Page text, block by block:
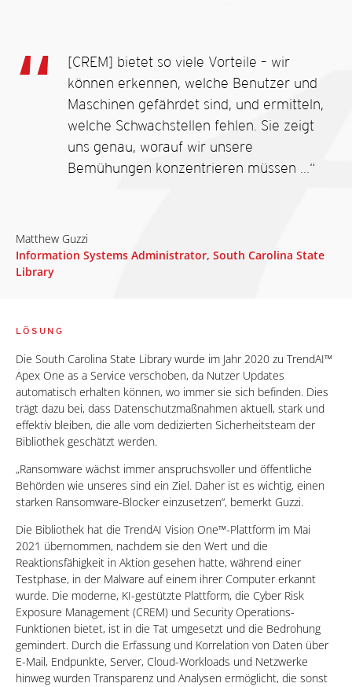
[CREM] bietet so viele Vorteile – wir
können erkennen, welche Benutzer und
Maschinen gefährdet sind, und ermitteln,
welche Schwachstellen fehlen. Sie zeigt
uns genau, worauf wir unsere
Bemühungen konzentrieren müssen ...“
Matthew Guzzi
Information Systems Administrator, South Carolina State
Library
LÖSUNG
Die South Carolina State Library wurde im Jahr 2020 zu TrendAI™
Apex One as a Service verschoben, da Nutzer Updates
automatisch erhalten können, wo immer sie sich befinden. Dies
trägt dazu bei, dass Datenschutzmaßnahmen aktuell, stark und
effektiv bleiben, die alle vom dedizierten Sicherheitsteam der
Bibliothek geschätzt werden.
„Ransomware wächst immer anspruchsvoller und öffentliche
Behörden wie unseres sind ein Ziel. Daher ist es wichtig, einen
starken Ransomware-Blocker einzusetzen“, bemerkt Guzzi.
Die Bibliothek hat die TrendAI Vision One™-Plattform im Mai
2021 übernommen, nachdem sie den Wert und die
Reaktionsfähigkeit in Aktion gesehen hatte, während einer
Testphase, in der Malware auf einem ihrer Computer erkannt
wurde. Die moderne, KI-gestützte Plattform, die Cyber Risk
Exposure Management (CREM) und Security Operations-
Funktionen bietet, ist in die Tat umgesetzt und die Bedrohung
gemindert. Durch die Erfassung und Korrelation von Daten über
E-Mail, Endpunkte, Server, Cloud-Workloads und Netzwerke
hinweg wurden Transparenz und Analysen ermöglicht, die sonst